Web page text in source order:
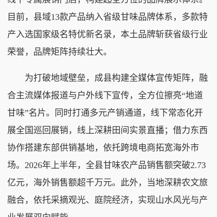
目前，县域13款产品纳入省级甘味品牌体系，多款特
产入选国家级名特优新名录，本土品牌斩获省级行业
荣誉，品牌矩阵持续壮大。
为打破地域壁垒，成县构建全媒体宣传矩阵，融
合主流媒体报道与户外线下宣传，全方位擦亮“地道
甘味”名片。同时打通多元产销通道，线下常态化开
展全国巡回展销，线上深耕田间实景直播；借力东西
协作搭建东部供销基地，依托跨境电商拓宽海外市
场。2026年上半年，全县甘味农产品销售额突破2.73
亿元，海外销售额超千万元。此外，当地深耕农文旅
融合，依托采摘观光、庭院经济，实现山水风光与产